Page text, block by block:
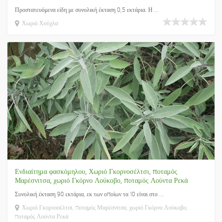
Προστατευόμενα είδη με συνολική έκταση 0,5 εκτάρια. Η ...
Χωριό Χούχλα
Ενδιαίτημα φασκόμηλου, Χωριό Γκορνοσέλτσι, ποταμός
Μαρέσνιτσα, χωριό Γκόρνο Λούκοβο, ποταμός Λούντα Ρεκά
Συνολική έκταση 90 εκτάρια, εκ των οποίων τα 10 είναι στο ...
Χωριό Γκορνοσέλτσι, ποταμός Μαρέσνιτσα, χωριό Γκόρνο Λούκοβο,
ποταμός Λούντα Ρεκά